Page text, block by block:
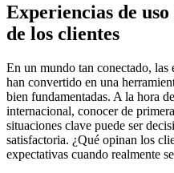
Experiencias de
de los clientes
En un mundo tan conectado, las
han convertido en una
bien fundamentadas. A la hora
internacional, conocer de
situaciones clave puede ser
satisfactoria. ¿Qué opinan los
expectativas cuando realmente